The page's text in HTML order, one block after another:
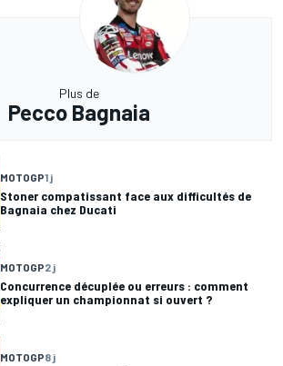
Plus de
Pecco Bagnaia
MOTOGP1 j
Stoner compatissant face aux difficultés de
Bagnaia chez Ducati
MOTOGP2 j
Concurrence décuplée ou erreurs : comment
expliquer un championnat si ouvert ?
MOTOGP8 j